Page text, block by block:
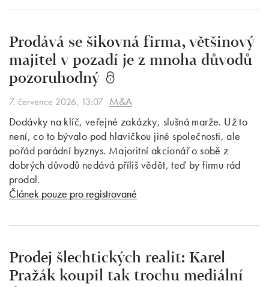
Prodává se šikovná firma, většinový
majitel v pozadí je z mnoha důvodů
pozoruhodný
7. července 2026, 13:07 M&A
Dodávky na klíč, veřejné zakázky, slušná marže. Už to
není, co to bývalo pod hlavičkou jiné společnosti, ale
pořád parádní byznys. Majoritní akcionář o sobě z
dobrých důvodů nedává příliš vědět, teď by firmu rád
prodal.
Článek pouze pro registrované
Prodej šlechtických realit: Karel
Pražák koupil tak trochu mediální